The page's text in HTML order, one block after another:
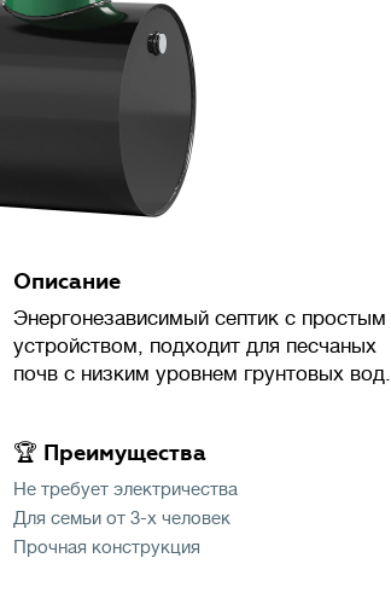
Описание
Энергонезависимый септик с простым
устройством, подходит для песчаных
почв с низким уровнем грунтовых вод.
🏆 Преимущества
Не требует электричества
Для семьи от 3-х человек
Прочная конструкция